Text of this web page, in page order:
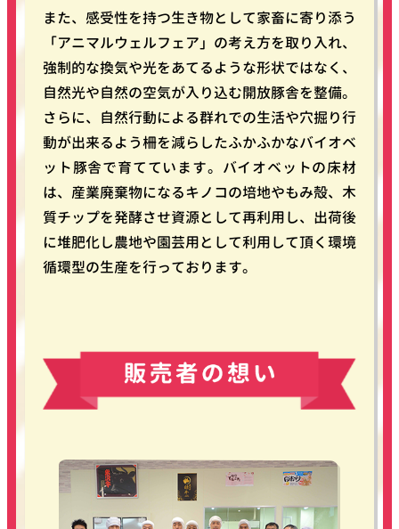
また、感受性を持つ生き物として家畜に寄り添う
「アニマルウェルフェア」の考え方を取り入れ、
強制的な換気や光をあてるような形状ではなく、
自然光や自然の空気が入り込む開放豚舎を整備。
さらに、自然行動による群れでの生活や穴掘り行
動が出来るよう柵を減らしたふかふかなバイオベ
ット豚舎で育てています。バイオベットの床材
は、産業廃棄物になるキノコの培地やもみ殻、木
質チップを発酵させ資源として再利用し、出荷後
に堆肥化し農地や園芸用として利用して頂く環境
循環型の生産を行っております。